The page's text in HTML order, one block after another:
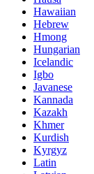
Hawaiian
Hebrew
Hmong
Hungarian
Icelandic
Igbo
Javanese
Kannada
Kazakh
Khmer
Kurdish
Kyrgyz
Latin